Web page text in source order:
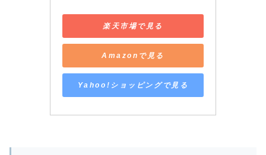
楽天市場で見る
Amazonで見る
Yahoo!ショッピングで見る